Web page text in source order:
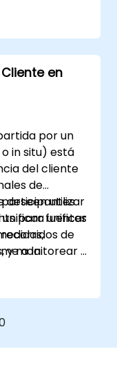
de datos
de
laen
por un
in situ) está
del cliente
de
deseen utilizar
para unificar
de
a la
participantes
fuentes
y monitorear y